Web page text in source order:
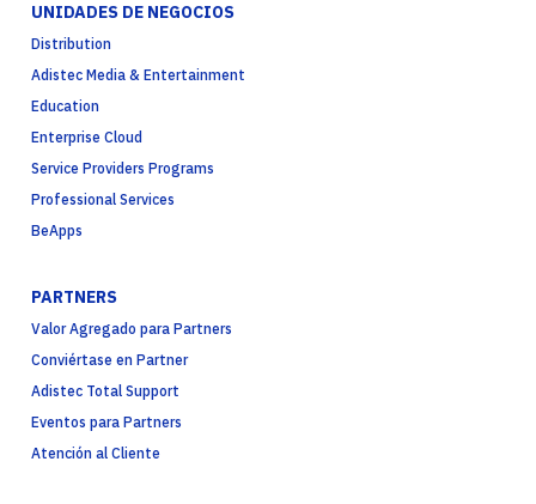
UNIDADES DE NEGOCIOS
Distribution
Adistec Media & Entertainment
Education
Enterprise Cloud
Service Providers Programs
Professional Services
BeApps
PARTNERS
Valor Agregado para Partners
Conviértase en Partner
Adistec Total Support
Eventos para Partners
Atención al Cliente